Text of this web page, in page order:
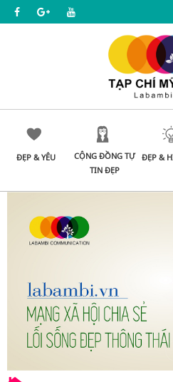
ĐẸP & YÊU
CỘNG ĐỒNG TỰ
TIN ĐẸP
ĐẸP &